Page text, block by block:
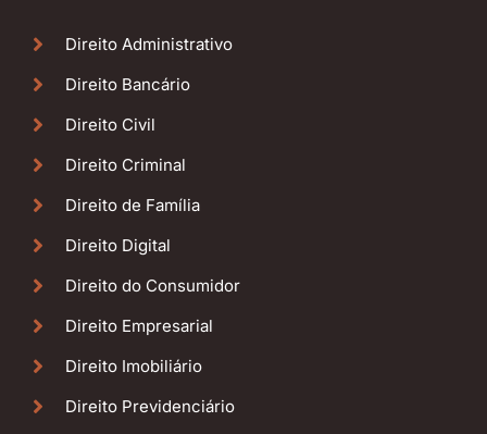
Direito Administrativo
Direito Bancário
Direito Civil
Direito Criminal
Direito de Família
Direito Digital
Direito do Consumidor
Direito Empresarial
Direito Imobiliário
Direito Previdenciário